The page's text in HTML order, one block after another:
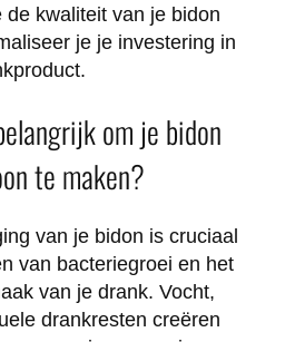
de kwaliteit van je bidon
je je investering in
om je bidon
te maken?
van je bidon is cruciaal
van bacteriegroei en het
van je drank. Vocht,
drankresten creëren